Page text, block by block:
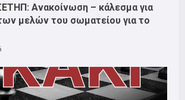
Ανακοίνωση – κάλεσμα για
μελών του σωματείου για το